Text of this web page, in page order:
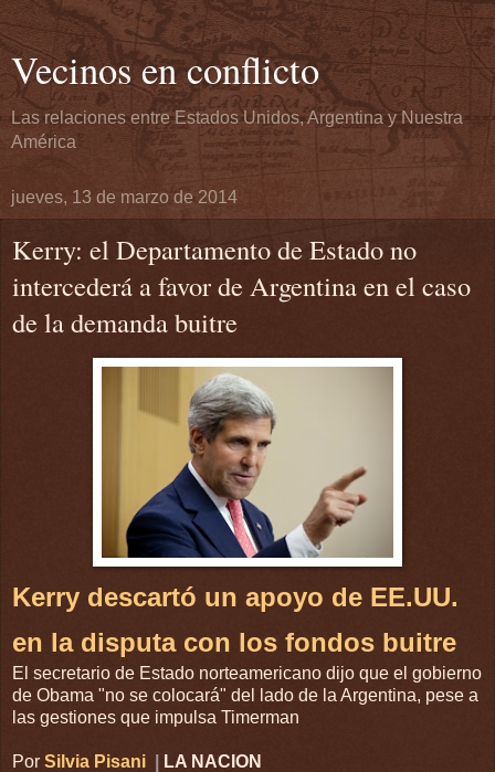
Vecinos en conflicto
Las relaciones entre Estados Unidos, Argentina y Nuestra
América
jueves, 13 de marzo de 2014
Kerry: el Departamento de Estado no
intercederá a favor de Argentina en el caso
de la demanda buitre
Kerry descartó un apoyo de EE.UU.
en la disputa con los fondos buitre
El secretario de Estado norteamericano dijo que el gobierno
de Obama "no se colocará" del lado de la Argentina, pese a
las gestiones que impulsa Timerman
Por Silvia Pisani LA NACION